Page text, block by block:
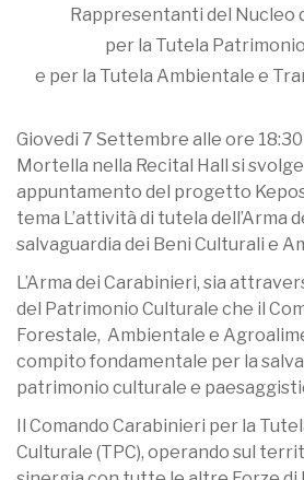
Rappresentanti del Nucleo
per la Tutela
e per la Tutela Ambientale e
Giovedi 7 Settembre alle ore
Mortella nella Recital Hall si
appuntamento del progetto
tema L’attività di tutela dell’Arma
salvaguardia dei Beni Culturali e
L’Arma dei Carabinieri, sia
del Patrimonio Culturale che il
Forestale, Ambientale e
compito fondamentale per la
patrimonio culturale e
Il Comando Carabinieri per la
Culturale (TPC), operando sul